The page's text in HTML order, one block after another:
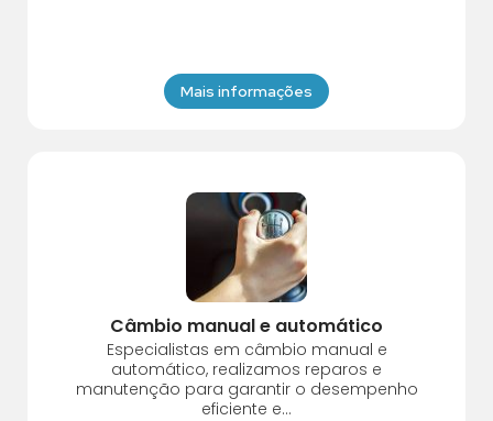
Mais informações
Câmbio manual e automático
Especialistas em câmbio manual e
automático, realizamos reparos e
manutenção para garantir o desempenho
eficiente e...